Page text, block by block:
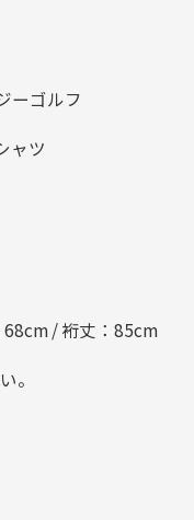
ーゴルフ
ャツ
/ 裄丈：85cm
。